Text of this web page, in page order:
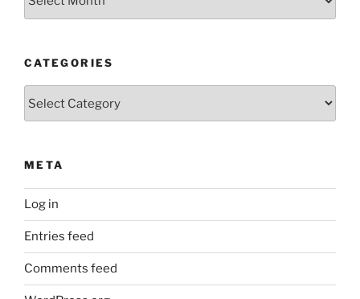
CATEGORIES
META
Log in
Entries feed
Comments feed